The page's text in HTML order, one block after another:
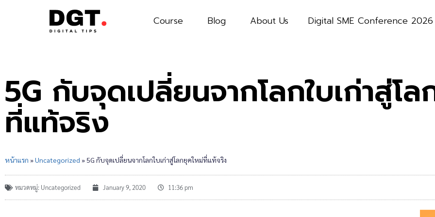
Course Blog About Us Digital SME Conference 2026
5G กับจุดเปลี่ยนจากโลกใบเก่าสู่โ
ที่แท้จริง
หน้าแรก »Uncategorized » 5G กับจุดเปลี่ยนจากโลกใบเก่าสู่โลกยุคใหม่ที่แท้จริง
หมวดหมู่: Uncategorized January 9, 2020 11:36 pm